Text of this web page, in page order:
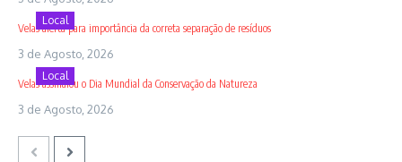
Local
Velas alerta para importância da correta separação de resíduos
3 de Agosto, 2026
Local
Velas assinalou o Dia Mundial da Conservação da Natureza
3 de Agosto, 2026